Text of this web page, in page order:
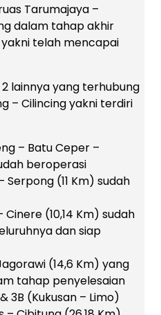
Tarumajaya –
dalam tahap akhir
telah mencapai
lainnya yang terhubung
– Cilincing yakni terdiri
– Batu Ceper –
beroperasi
Serpong (11 Km) sudah
(10,14 Km) sudah
dan siap
(14,6 Km) yang
tahap penyelesaian
3B (Kukusan – Limo)